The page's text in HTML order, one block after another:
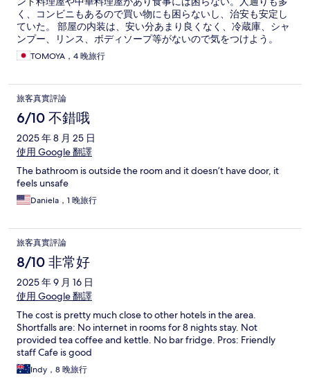
く、コンビニもあるので買い物にも困らないし、治安も安定し
ていた。 部屋の内装は、安い分あまり良くなく、冷蔵庫、シャ
ンプー、リンス、ボディソープ等がないので気をつけよう。
TOMOYA，4 晚旅行
旅客真實評論
6/10 不錯哦
2025 年 8 月 25 日
使用 Google 翻譯
The bathroom is outside the room and it doesn’t have door, it
feels unsafe
Daniela，1 晚旅行
旅客真實評論
8/10 非常好
2025 年 9 月 16 日
使用 Google 翻譯
The cost is pretty much close to other hotels in the area.
Shortfalls are: No internet in rooms for 8 nights stay. Not
provided tea coffee and kettle. No bar fridge. Pros: Friendly
staff Cafe is good
Indy，8 晚旅行